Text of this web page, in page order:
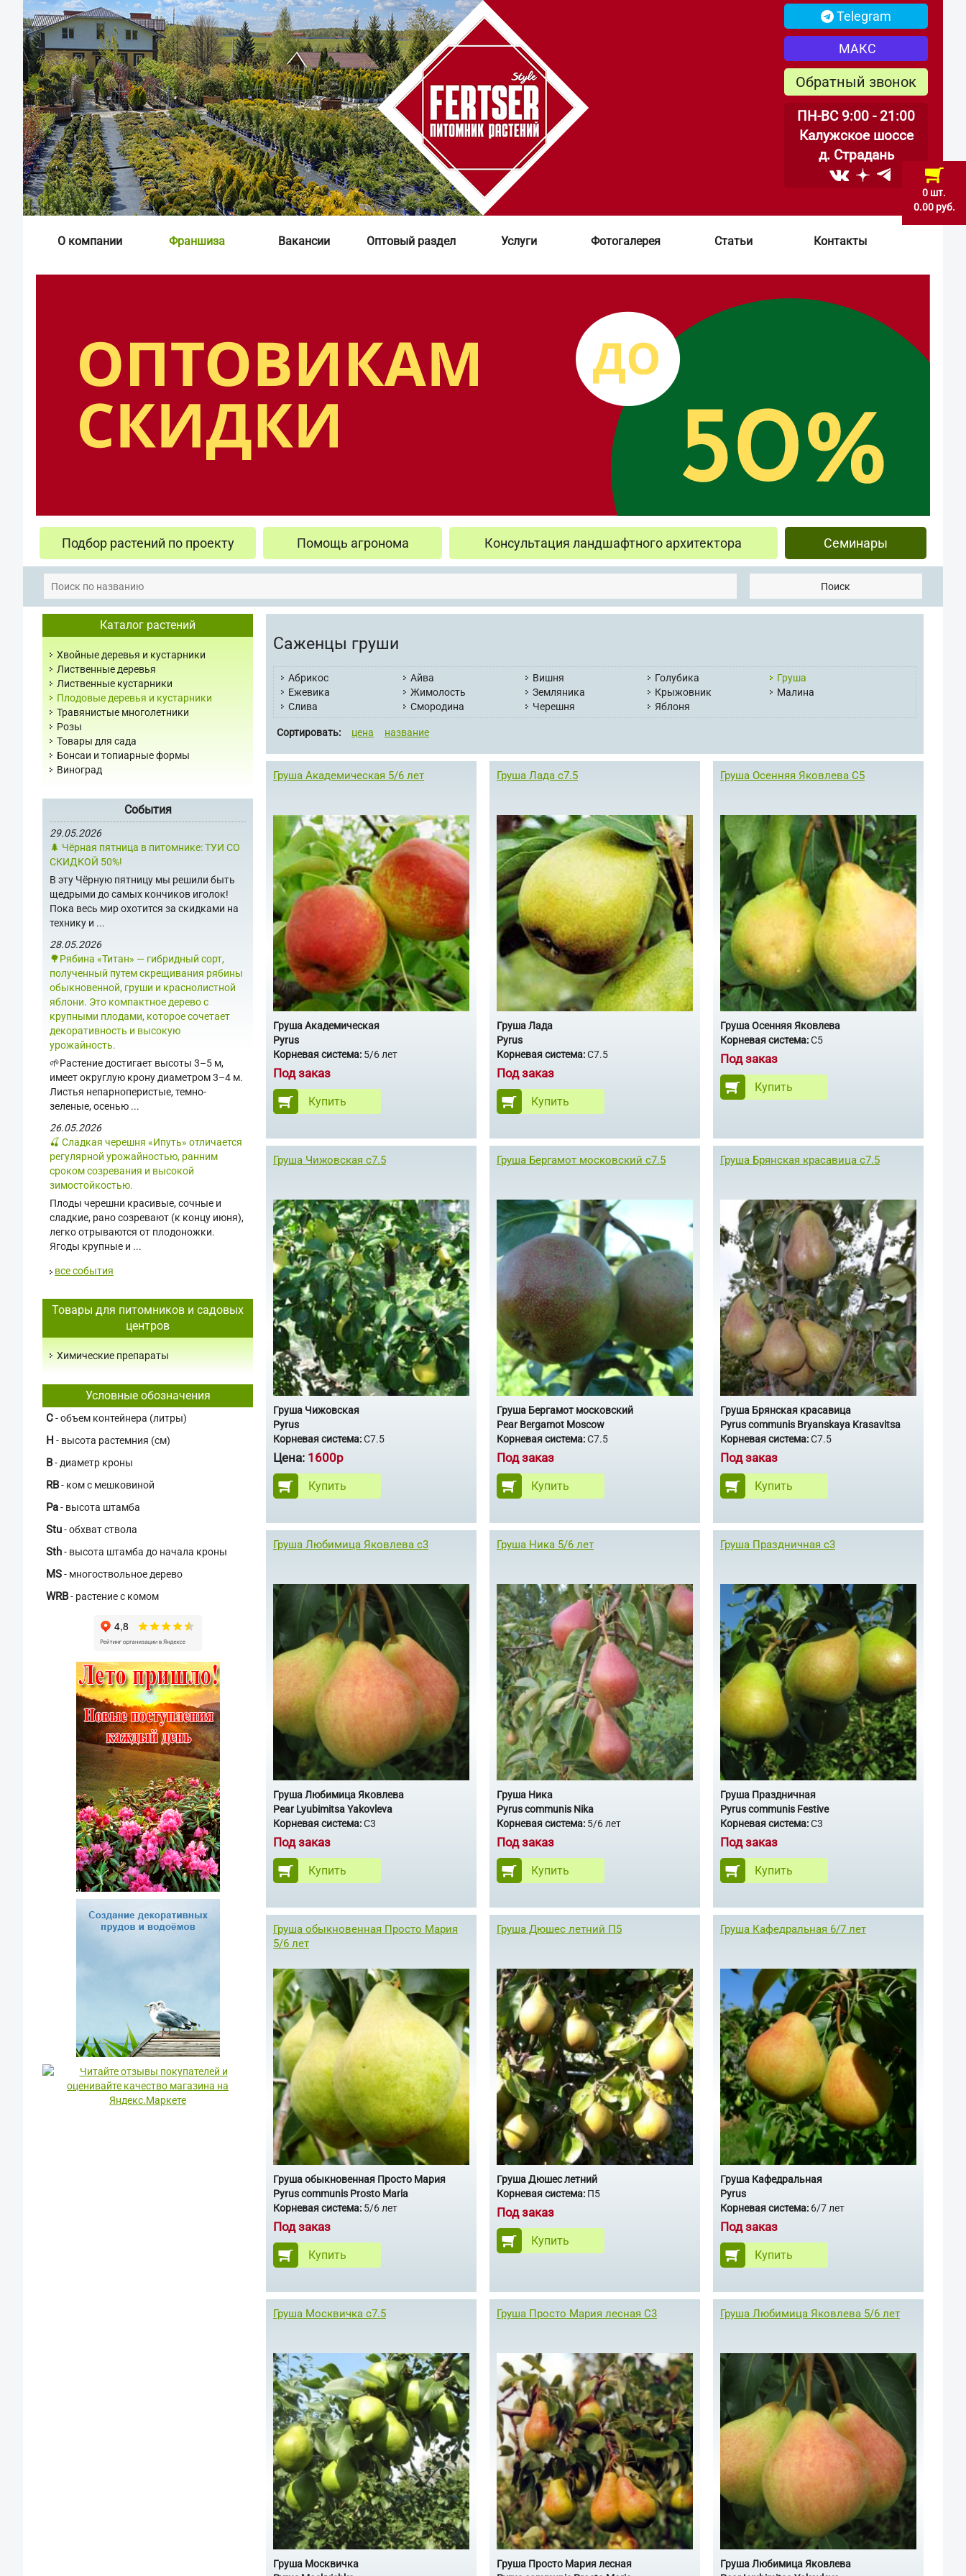
0 шт.
0.00 руб.
Telegram
МАКС
Обратный звонок
ПН-ВС 9:00 - 21:00
Калужское шоссе
д. Страдань
О компании Франшиза Вакансии Оптовый раздел Услуги Фотогалерея Статьи Контакты
Подбор растений по проекту Помощь агронома Консультация ландшафтного архитектора Семинары
Поиск
Каталог растений
Хвойные деревья и кустарники
Лиственные деревья
Лиственные кустарники
Плодовые деревья и кустарники
Травянистые многолетники
Розы
Товары для сада
Бонсаи и топиарные формы
Виноград
События
29.05.2026
🌲 Чёрная пятница в питомнике: ТУИ СО
СКИДКОЙ 50%!
В эту Чёрную пятницу мы решили быть
щедрыми до самых кончиков иголок!
Пока весь мир охотится за скидками на
технику и ...
28.05.2026
🌳Рябина «Титан» — гибридный сорт,
полученный путем скрещивания рябины
обыкновенной, груши и краснолистной
яблони. Это компактное дерево с
крупными плодами, которое сочетает
декоративность и высокую
урожайность.
🌱Растение достигает высоты 3–5 м,
имеет округлую крону диаметром 3–4 м.
Листья непарноперистые, темно-
зеленые, осенью ...
26.05.2026
🍒 Сладкая черешня «Ипуть» отличается
регулярной урожайностью, ранним
сроком созревания и высокой
зимостойкостью.
Плоды черешни красивые, сочные и
сладкие, рано созревают (к концу июня),
легко отрываются от плодоножки.
Ягоды крупные и ...
все события
Товары для питомников и садовых
центров
Химические препараты
Условные обозначения
C- объем контейнера (литры)
H - высота растемния (см)
В- диаметр кроны
RB- ком с мешковиной
Pa- высота штамба
Stu- обхват ствола
Sth- высота штамба до начала кроны
MS- многоствольное дерево
WRB- растение с комом
Саженцы груши
Абрикос Айва Вишня Голубика
Груша
Ежевика
Жимолость Земляника Крыжовник
Малина
Слива
Смородина Черешня Яблоня
Сортировать: цена название
Груша Академическая 5/6 лет
Груша Академическая
Pyrus
Корневая система: 5/6 лет
Под заказ
Купить
Груша Лада с7.5
Груша Лада
Pyrus
Корневая система:С7.5
Под заказ
Купить
Груша Осенняя Яковлева С5
Груша Осенняя Яковлева
Корневая система:С5
Под заказ
Купить
Груша Чижовская с7.5
Груша Чижовская
Pyrus
Корневая система:С7.5
Цена: 1600р
Купить
Груша Бергамот московский с7.5
Груша Бергамот московский
Pear Bergamot Moscow
Корневая система:С7.5
Под заказ
Купить
Груша Брянская красавица с7.5
Груша Брянская красавица
Pyrus communis Bryanskaya Krasavitsa
Корневая система:С7.5
Под заказ
Купить
Груша Любимица Яковлева с3
Груша Любимица Яковлева
Pear Lyubimitsa Yakovleva
Корневая система:С3
Под заказ
Купить
Груша Ника 5/6 лет
Груша Ника
Pyrus communis Nika
Корневая система:5/6 лет
Под заказ
Купить
Груша Праздничная с3
Груша Праздничная
Pyrus communis Festive
Корневая система:С3
Под заказ
Купить
Груша обыкновенная Просто Мария
5/6 лет
Груша обыкновенная Просто Мария
Pyrus communis Prosto Maria
Корневая система: 5/6 лет
Под заказ
Купить
Груша Дюшес летний П5
Груша Дюшес летний
Корневая система:П5
Под заказ
Купить
Груша Кафедральная 6/7 лет
Груша Кафедральная
Pyrus
Корневая система:6/7 лет
Под заказ
Купить
Груша Москвичка c7.5
Груша Москвичка
Груша Просто Мария лесная С3
Груша Просто Мария лесная
Груша Любимица Яковлева 5/6 лет
Груша Любимица Яковлева